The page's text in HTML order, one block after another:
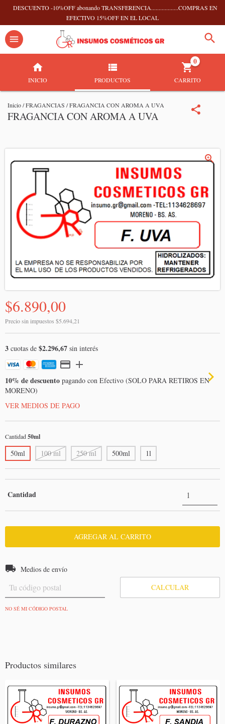
DESCUENTO -10%OFF abonando TRANSFERENCIA..................COMPRAS EN
EFECTIVO 15%OFF EN EL LOCAL
INICIO PRODUCTOS CARRITO
0
Inicio/FRAGANCIAS /FRAGANCIA CON AROMA A UVA
FRAGANCIA CON AROMA A UVA
$6.890,00
Precio sin impuestos $5.694,21
3 cuotas de $2.296,67 sin interés
10% de descuento pagando con Efectivo (SOLO PARA RETIROS EN
MORENO)
VER MEDIOS DE PAGO
Cantidad50ml
50ml 100 ml 250 ml 500ml 1l
Cantidad
Entregas para el CP:
Medios de envío
CALCULAR
NO SÉ MI CÓDIGO POSTAL
Productos similares